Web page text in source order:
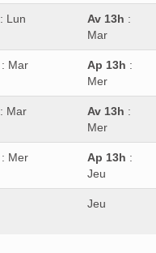
: Lun Av 13h :
Mar
: Mar Ap 13h :
Mer
: Mar Av 13h :
Mer
: Mer Ap 13h :
Jeu
Jeu